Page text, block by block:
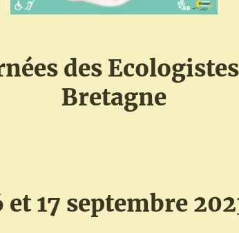
des
Bretagne
et 17 septembre